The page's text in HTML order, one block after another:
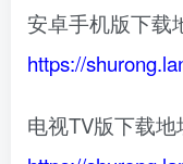
安卓手机版下载
https://
电视TV版下载地